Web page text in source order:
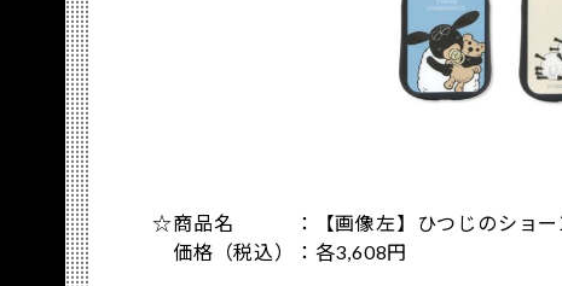
☆商品名 ：【画像左】ひつじのショー
価格（税込）：各3,608円